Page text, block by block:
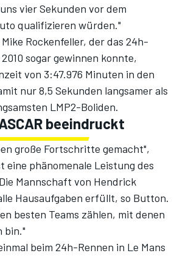
vier Sekunden vor dem
qualifizieren würden."
Rockenfeller, der das 24h-
sogar gewinnen konnte,
von 3:47.976 Minuten in den
nur 8,5 Sekunden langsamer als
LMP2-Boliden.
beeindruckt
große Fortschritte gemacht",
eine phänomenale Leistung des
Mannschaft von Hendrick
Hausaufgaben erfüllt, so Button.
besten Teams zählen, mit denen
bin."
beim 24h-Rennen in Le Mans